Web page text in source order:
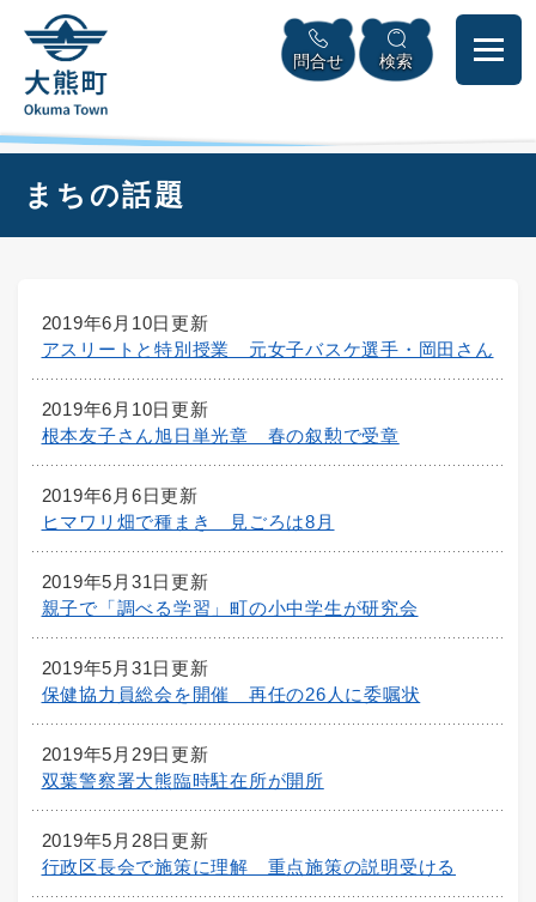
頭
メニューを飛ばして本文へ
問合せ 検索
まちの話題
2019年6月10日更新
アスリートと特別授業 元女子バスケ選手・岡田さん
2019年6月10日更新
根本友子さん旭日単光章 春の叙勲で受章
2019年6月6日更新
ヒマワリ畑で種まき 見ごろは8月
2019年5月31日更新
親子で「調べる学習」町の小中学生が研究会
2019年5月31日更新
保健協力員総会を開催 再任の26人に委嘱状
2019年5月29日更新
双葉警察署大熊臨時駐在所が開所
2019年5月28日更新
行政区長会で施策に理解 重点施策の説明受ける